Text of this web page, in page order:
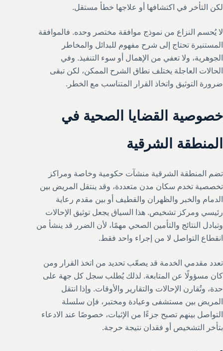
لكن التأخر في اكتشافها أو علاجها خطأ مستقل.
لا يُحسم النزاع من نموذج موافقة مختصر وحده. فالموافقة
المستنيرة تحتاج إلى شرح مفهوم للبدائل والمخاطر
الجوهرية، ولا تعفي من الإهمال أو سوء التنفيذ. وفي
الحالات العاجلة يختلف نطاق الشرح الممكن، لكن تبقى
ضرورة التوثيق واتخاذ القرار المتناسب مع الخطر.
خصوصية القضايا الصحية في
المنطقة الشرقية
تضم المنطقة الشرقية منشآت حكومية وخاصة ومراكز
تخصصية تخدم سكان مدن متعددة، وقد ينتقل المريض بين
الدمام والخبر والظهران والقطيف أو بين مقدم رعاية
رئيسي ومركز تشخيص. هذا السياق يجعل توثيق الإحالات
وتبادل النتائج والتأمين الصحي مهمًا، لأن الضرر قد ينشأ من
انقطاع التواصل لا من إجراء واحد فقط.
تعدد مقدمي الخدمة قد يصعّب تحديد من اتخذ القرار ومن
كان مسؤولًا عن المتابعة. لذلك يُطلب سجل كل جهة على
حدة، وتُقارن الإحالات والتقارير والأوقات. وإذا انتقل
المريض بين مستشفى وعيادة ومختبر، فإن سلسلة
التواصل بينهم تصبح جزءًا من الإثبات، خصوصًا عند الادعاء
بتأخر التشخيص أو فقدان نتيجة حرجة.